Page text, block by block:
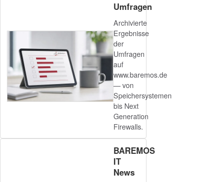
Umfragen
Archivierte
Ergebnisse
der
Umfragen
auf
www.baremos.de
— von
Speichersystemen
bis Next
Generation
Firewalls.
BAREMOS
IT
News